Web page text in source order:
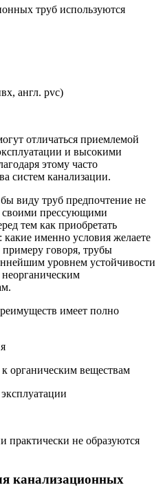
труб используются
англ. pvc)
отличаться приемлемой
и высокими
этому часто
систем канализации.
виду труб предпочтение не
своими прессующими
тем как приобретать
какие именно условия желаете
говоря, трубы
уровнем устойчивости
имеет полно
к органическим веществам
практически не образуются
канализационных